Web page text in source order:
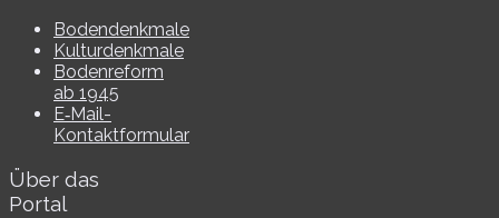
Bodendenkmale
Kulturdenkmale
Bodenreform
ab 1945
E‑Mail-​​
Kontaktformular
Über das
Portal